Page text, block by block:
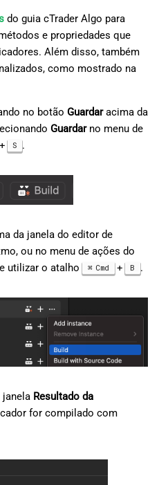
do guia cTrader Algo para
e propriedades que
Além disso, também
como mostrado na
no botão Guardaracima da
Guardarno menu de
+ S .
da janela do editor de
ou no menu de ações do
utilizar o atalho
Cmd + B .
janela Resultado da
for compilado com